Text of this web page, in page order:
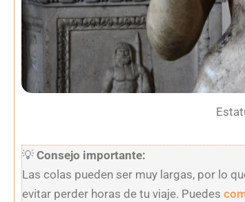
💡 Consejo importante:
Las colas pueden ser muy largas, por lo
evitar perder horas de tu viaje. Puedes